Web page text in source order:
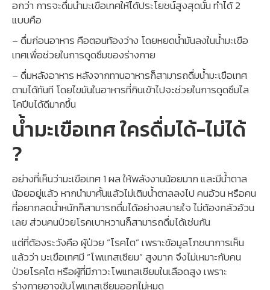
อกว่า การจะดื่มน้ำมะเขือเทศให้ได้ประโยชน์สูงสุดนั้น ทำได้ 2
แบบคือ
– ดื่มก่อนอาหาร คือตอนท้องว่าง โดยหยดน้ำมันลงในน้ำมะเขือ
เทศเพื่อช่วยในการดูดซึมของร่างกาย
– ดื่มหลังอาหาร หลังจากทานอาหารก็สามารถดื่มน้ำมะเขือเทศ
ตามได้ทันที โดยไขมันในอาหารที่กินเข้าไปจะช่วยในการดูดซึมไล
โคปีนได้ดีมากขึ้น
น้ำมะเขือเทศ ใครดื่มได้-ไม่ได้
?
อย่างที่เห็นว่ามะเขือเทศ 1 ผล ให้พลังงานน้อยมาก และมีน้ำตาล
น้อยอยู่แล้ว หากนำมาคั้นแล้วไม่เติมน้ำตาลลงไป คนอ้วน หรือคน
ที่อยากลดน้ำหนักก็สามารถดื่มได้อย่างสบายใจ ไม่ต้องกลัวอ้วน
เลย ส่วนคนป่วยโรคเบาหวานก็สามารถดื่มได้เช่นกัน
แต่ที่ต้องระวังคือ ผู้ป่วย “โรคไต” เพราะข้อมูลโภชนาการเห็น
แล้วว่า มะเขือเทศมี “โพแทสเซียม” สูงมาก จึงไม่เหมาะกับคน
ป่วยโรคไต หรือผู้ที่มีภาวะโพแทสเซียมในเลือดสูง เพราะ
ร่างกายอาจขับโพแทสเซียมออกไม่หมด